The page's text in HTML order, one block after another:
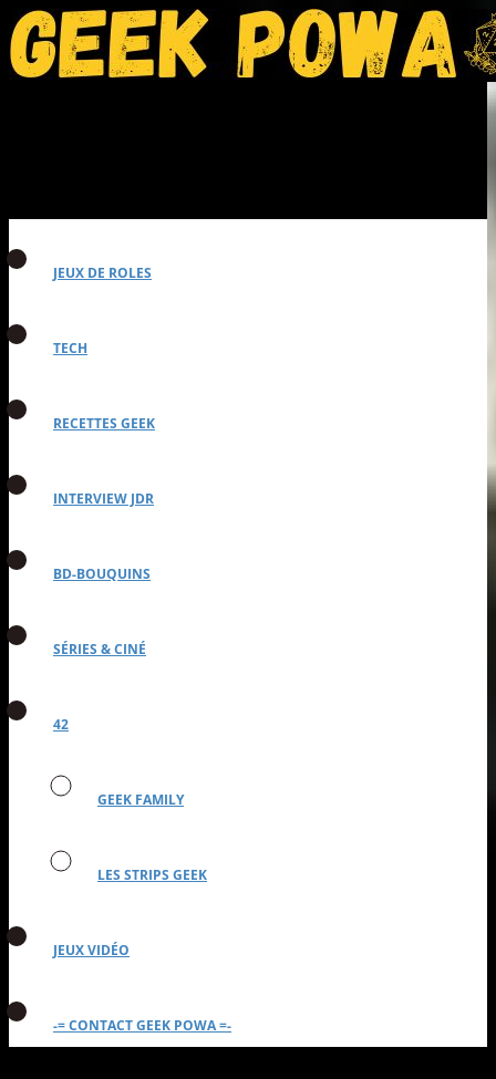
JEUX DE ROLES
TECH
RECETTES GEEK
INTERVIEW JDR
BD-BOUQUINS
SÉRIES & CINÉ
42
GEEK FAMILY
LES STRIPS GEEK
JEUX VIDÉO
-= CONTACT GEEK POWA =-